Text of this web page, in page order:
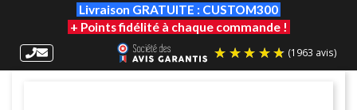
Livraison GRATUITE : CUSTOM300
+ Points fidélité à chaque commande !